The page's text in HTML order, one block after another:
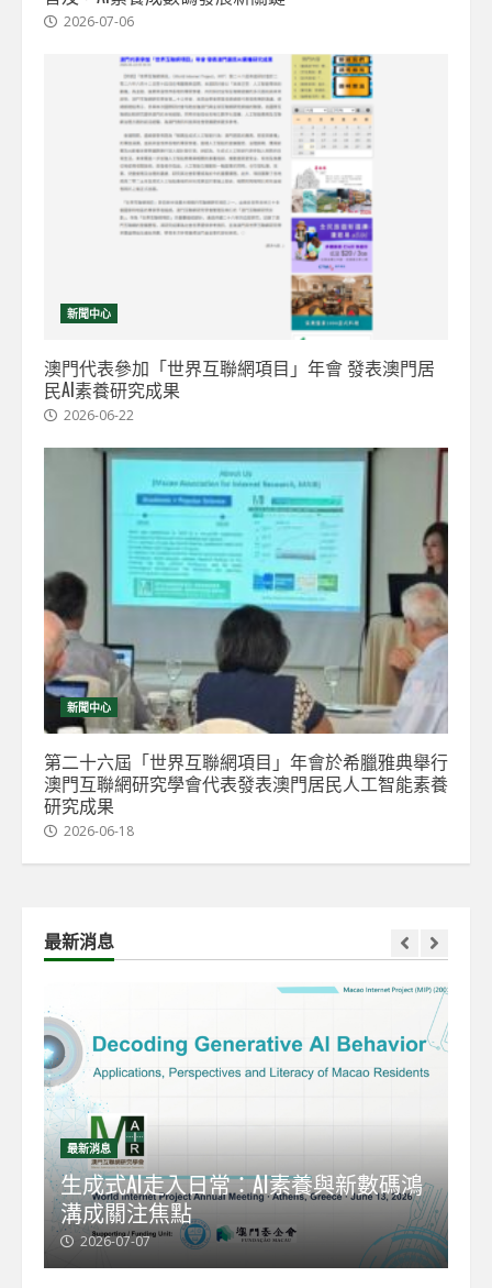
2026-07-06
新聞中心
澳門代表參加「世界互聯網項目」年會 發表澳門居
民AI素養研究成果
2026-06-22
新聞中心
第二十六屆「世界互聯網項目」年會於希臘雅典舉行
澳門互聯網研究學會代表發表澳門居民人工智能素養
研究成果
2026-06-18
最新消息
最新消息
生成式AI走入日常：AI素養與新數碼鴻
溝成關注焦點
2026-07-07